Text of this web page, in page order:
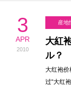
3
APR
2010
産地
大紅
ル？
大红袍价
过“大红